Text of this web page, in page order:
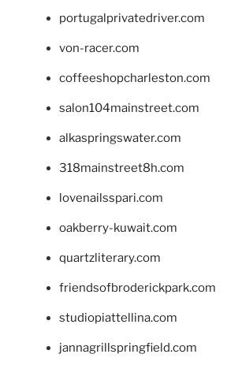
portugalprivatedriver.com
von-racer.com
coffeeshopcharleston.com
salon104mainstreet.com
alkaspringswater.com
318mainstreet8h.com
lovenailsspari.com
oakberry-kuwait.com
quartzliterary.com
friendsofbroderickpark.com
studiopiattellina.com
jannagrillspringfield.com